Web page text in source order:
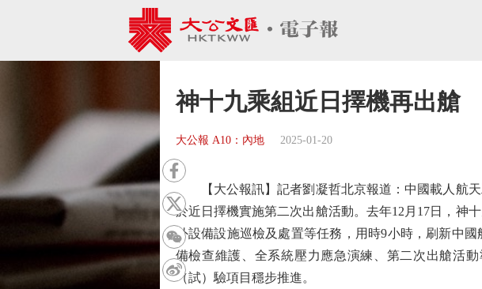
神十九乘組近日擇機再出艙
大公報 A10：內地 2025-01-20
【大公報訊】記者劉凝哲北京報道：中國載人航天
於近日擇機實施第二次出艙活動。去年12月17日，神
外設備設施巡檢及處置等任務，用時9小時，刷新中
備檢查維護、全系統壓力應急演練、第二次出艙活
（試）驗項目穩步推進。